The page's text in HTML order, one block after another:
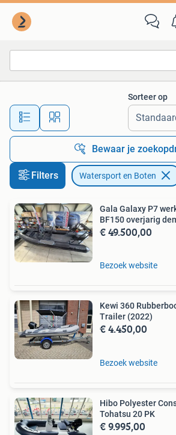
Alle afstanden…
Sorteer op
Bewaar je
Filters Watersport en Boten
Gala Galaxy P7
BF150 overjarig
€ 49.500,00
Bezoek website
Kewi 360
Trailer (2022)
€ 4.450,00
Bezoek website
Hibo Polyester
Tohatsu 20 PK
€ 9.995,00